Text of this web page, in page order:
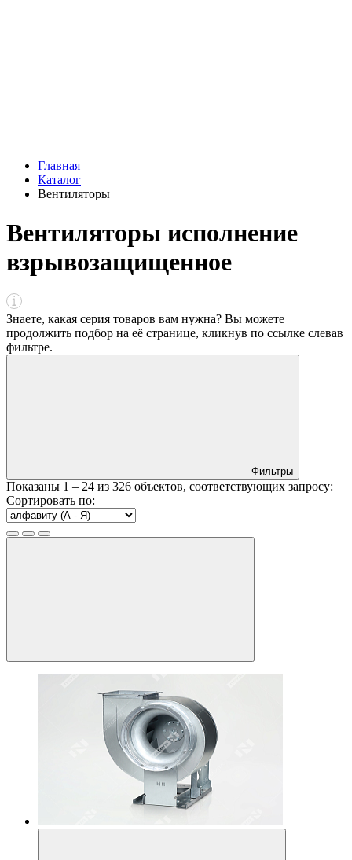
Главная
Каталог
Вентиляторы
Вентиляторы исполнение
взрывозащищенное
Знаете, какая серия товаров вам нужна? Вы можете
продолжить подбор на её странице, кликнув по ссылке слевав
фильтре.
Фильтры
Показаны 1 – 24 из 326 объектов, соответствующих запросу:
Сортировать по: